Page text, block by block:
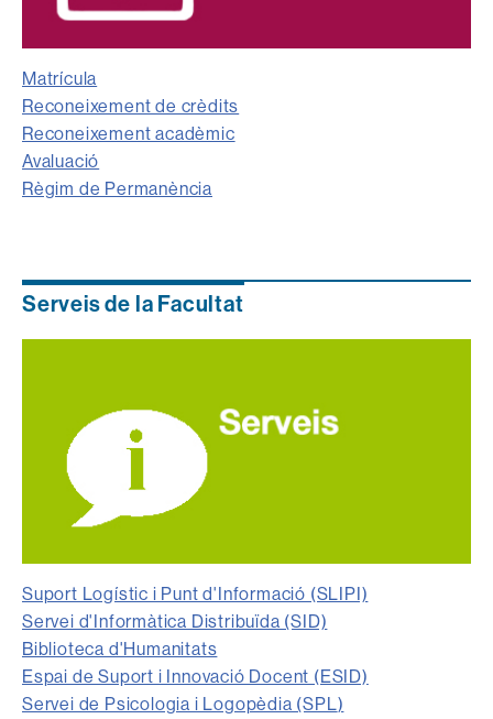
Matrícula
Reconeixement de crèdits
Reconeixement acadèmic
Avaluació
Règim de Permanència
Serveis de la Facultat
Suport Logístic i Punt d'Informació (SLIPI)
Servei d'Informàtica Distribuïda (SID)
Biblioteca d'Humanitats
Espai de Suport i Innovació Docent (ESID)
Servei de Psicologia i Logopèdia (SPL)